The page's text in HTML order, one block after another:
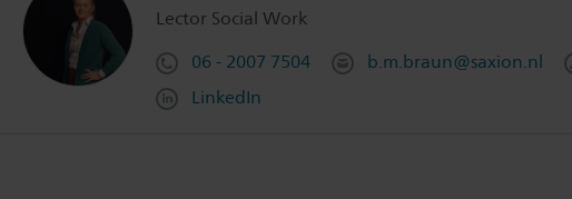
Lector Social Work
06 - 2007 7504 b.m.braun@saxion.nl
LinkedIn